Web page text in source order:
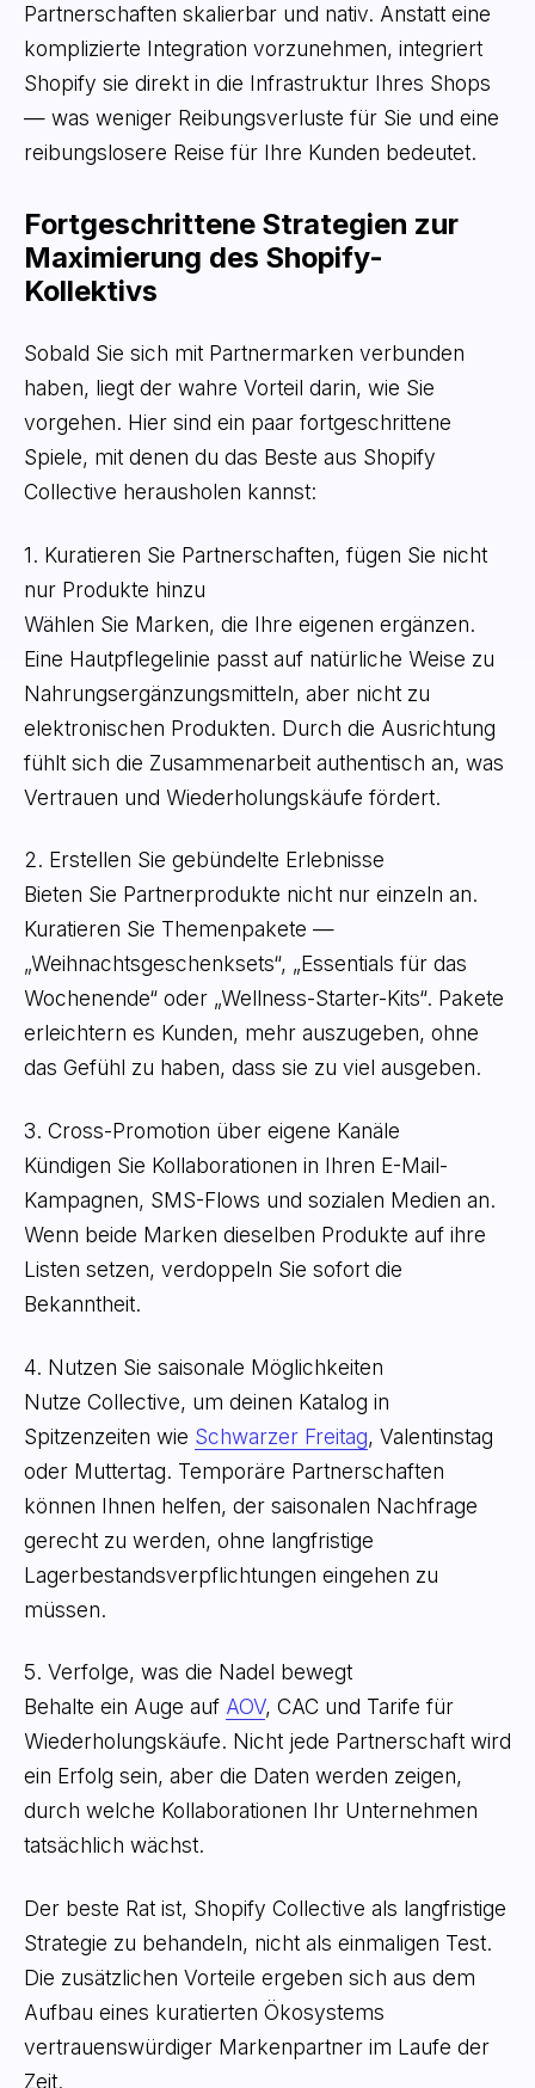
Partnerschaften skalierbar und nativ. Anstatt eine
komplizierte Integration vorzunehmen, integriert
Shopify sie direkt in die Infrastruktur Ihres Shops
— was weniger Reibungsverluste für Sie und eine
reibungslosere Reise für Ihre Kunden bedeutet.
Fortgeschrittene Strategien zur
Maximierung des Shopify-
Kollektivs
Sobald Sie sich mit Partnermarken verbunden
haben, liegt der wahre Vorteil darin, wie Sie
vorgehen. Hier sind ein paar fortgeschrittene
Spiele, mit denen du das Beste aus Shopify
Collective herausholen kannst:
1. Kuratieren Sie Partnerschaften, fügen Sie nicht
nur Produkte hinzu
Wählen Sie Marken, die Ihre eigenen ergänzen.
Eine Hautpflegelinie passt auf natürliche Weise zu
Nahrungsergänzungsmitteln, aber nicht zu
elektronischen Produkten. Durch die Ausrichtung
fühlt sich die Zusammenarbeit authentisch an, was
Vertrauen und Wiederholungskäufe fördert.
2. Erstellen Sie gebündelte Erlebnisse
Bieten Sie Partnerprodukte nicht nur einzeln an.
Kuratieren Sie Themenpakete —
„Weihnachtsgeschenksets“, „Essentials für das
Wochenende“ oder „Wellness-Starter-Kits“. Pakete
erleichtern es Kunden, mehr auszugeben, ohne
das Gefühl zu haben, dass sie zu viel ausgeben.
3. Cross-Promotion über eigene Kanäle
Kündigen Sie Kollaborationen in Ihren E-Mail-
Kampagnen, SMS-Flows und sozialen Medien an.
Wenn beide Marken dieselben Produkte auf ihre
Listen setzen, verdoppeln Sie sofort die
Bekanntheit.
4. Nutzen Sie saisonale Möglichkeiten
Nutze Collective, um deinen Katalog in
Spitzenzeiten wie Schwarzer Freitag, Valentinstag
oder Muttertag. Temporäre Partnerschaften
können Ihnen helfen, der saisonalen Nachfrage
gerecht zu werden, ohne langfristige
Lagerbestandsverpflichtungen eingehen zu
müssen.
5. Verfolge, was die Nadel bewegt
Behalte ein Auge auf AOV, CAC und Tarife für
Wiederholungskäufe. Nicht jede Partnerschaft wird
ein Erfolg sein, aber die Daten werden zeigen,
durch welche Kollaborationen Ihr Unternehmen
tatsächlich wächst.
Der beste Rat ist, Shopify Collective als langfristige
Strategie zu behandeln, nicht als einmaligen Test.
Die zusätzlichen Vorteile ergeben sich aus dem
Aufbau eines kuratierten Ökosystems
vertrauenswürdiger Markenpartner im Laufe der
Zeit.